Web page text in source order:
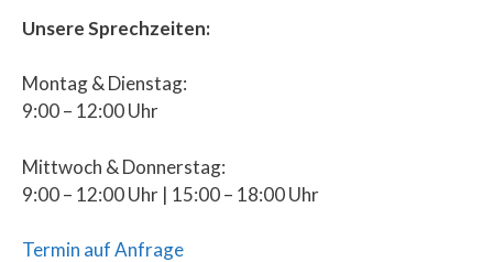
Unsere Sprechzeiten:
Montag & Dienstag:
9:00 – 12:00 Uhr
Mittwoch & Donnerstag:
9:00 – 12:00 Uhr | 15:00 – 18:00 Uhr
Termin auf Anfrage